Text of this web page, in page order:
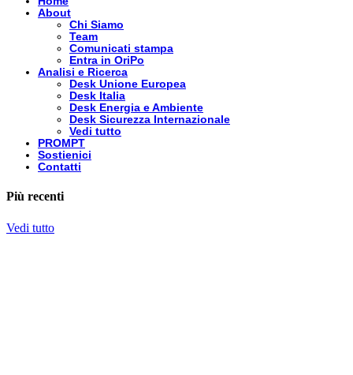
About
Chi Siamo
Team
Comunicati stampa
Entra in OriPo
Analisi e Ricerca
Desk Unione Europea
Desk Italia
Desk Energia e Ambiente
Desk Sicurezza Internazionale
Vedi tutto
PROMPT
Sostienici
Contatti
Più recenti
Vedi tutto